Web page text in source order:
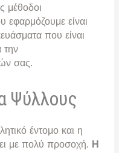
μέθοδοι
είναι
που είναι
την
σας.
Ψύλλους
έντομο και η
με πολύ προσοχή. Η